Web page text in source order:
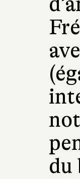
du